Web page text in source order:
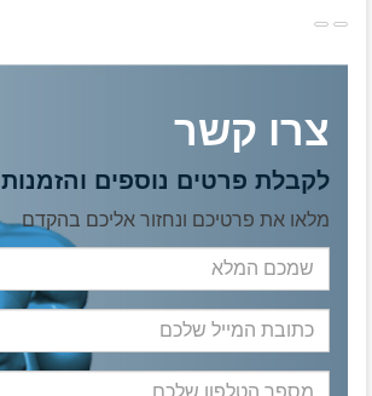
צרו קשר
לקבלת פרטים נוספים והזמנות
מלאו את פרטיכם ונחזור אליכם בהקדם
שמכם
המלא
כתובת
המייל
שלכם
מספר